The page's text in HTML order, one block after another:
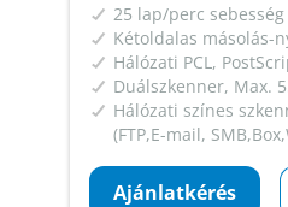
25 lap/perc sebesség
Kétoldalas másolás-
Hálózati PCL,
Duálszkenner, Max.
Hálózati színes
(FTP,E-mail,
Ajánlatkérés